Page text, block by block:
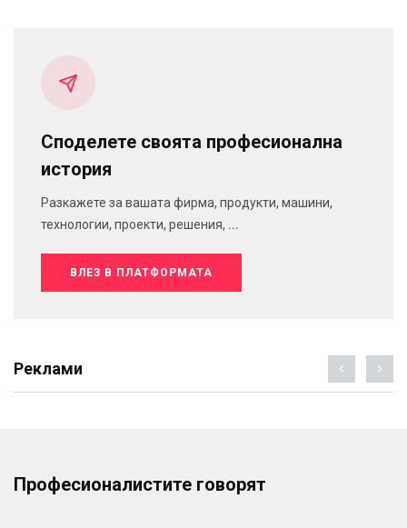
Споделете своята професионална
история
Разкажете за вашата фирма, продукти, машини,
технологии, проекти, решения, ...
ВЛЕЗ В ПЛАТФОРМАТА
Реклами
Професионалистите говорят